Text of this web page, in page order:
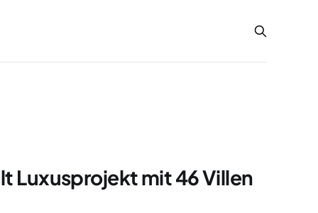
Luxusprojekt mit 46 Villen